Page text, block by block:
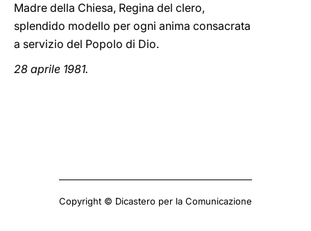
Madre della Chiesa, Regina del clero,
splendido modello per ogni anima consacrata
a servizio del Popolo di Dio.
28 aprile 1981.
Copyright © Dicastero per la Comunicazione